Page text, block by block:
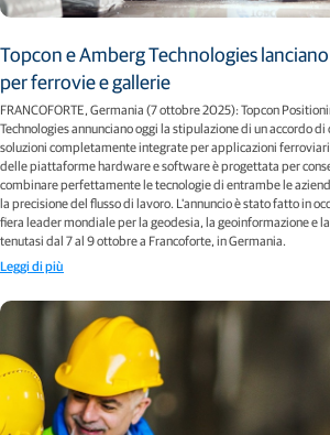
Topcon e Amberg Technologies
per ferrovie e gallerie
FRANCOFORTE, Germania (7 ottobre 2025): Topcon
Technologies annunciano oggi la stipulazione di un accordo
soluzioni completamente integrate per applicazioni
delle piattaforme hardware e software è progettata per
combinare perfettamente le tecnologie di entrambe le
la precisione del flusso di lavoro. L'annuncio è stato fatto in
fiera leader mondiale per la geodesia, la geoinformazione e
tenutasi dal 7 al 9 ottobre a Francoforte, in Germania.
Leggi di più